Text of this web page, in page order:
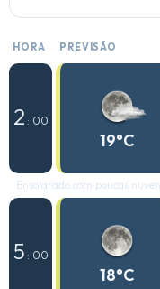
HORA PREVISÃO
2 : 00
19°C
Ensolarado com poucas
5 : 00
18°C